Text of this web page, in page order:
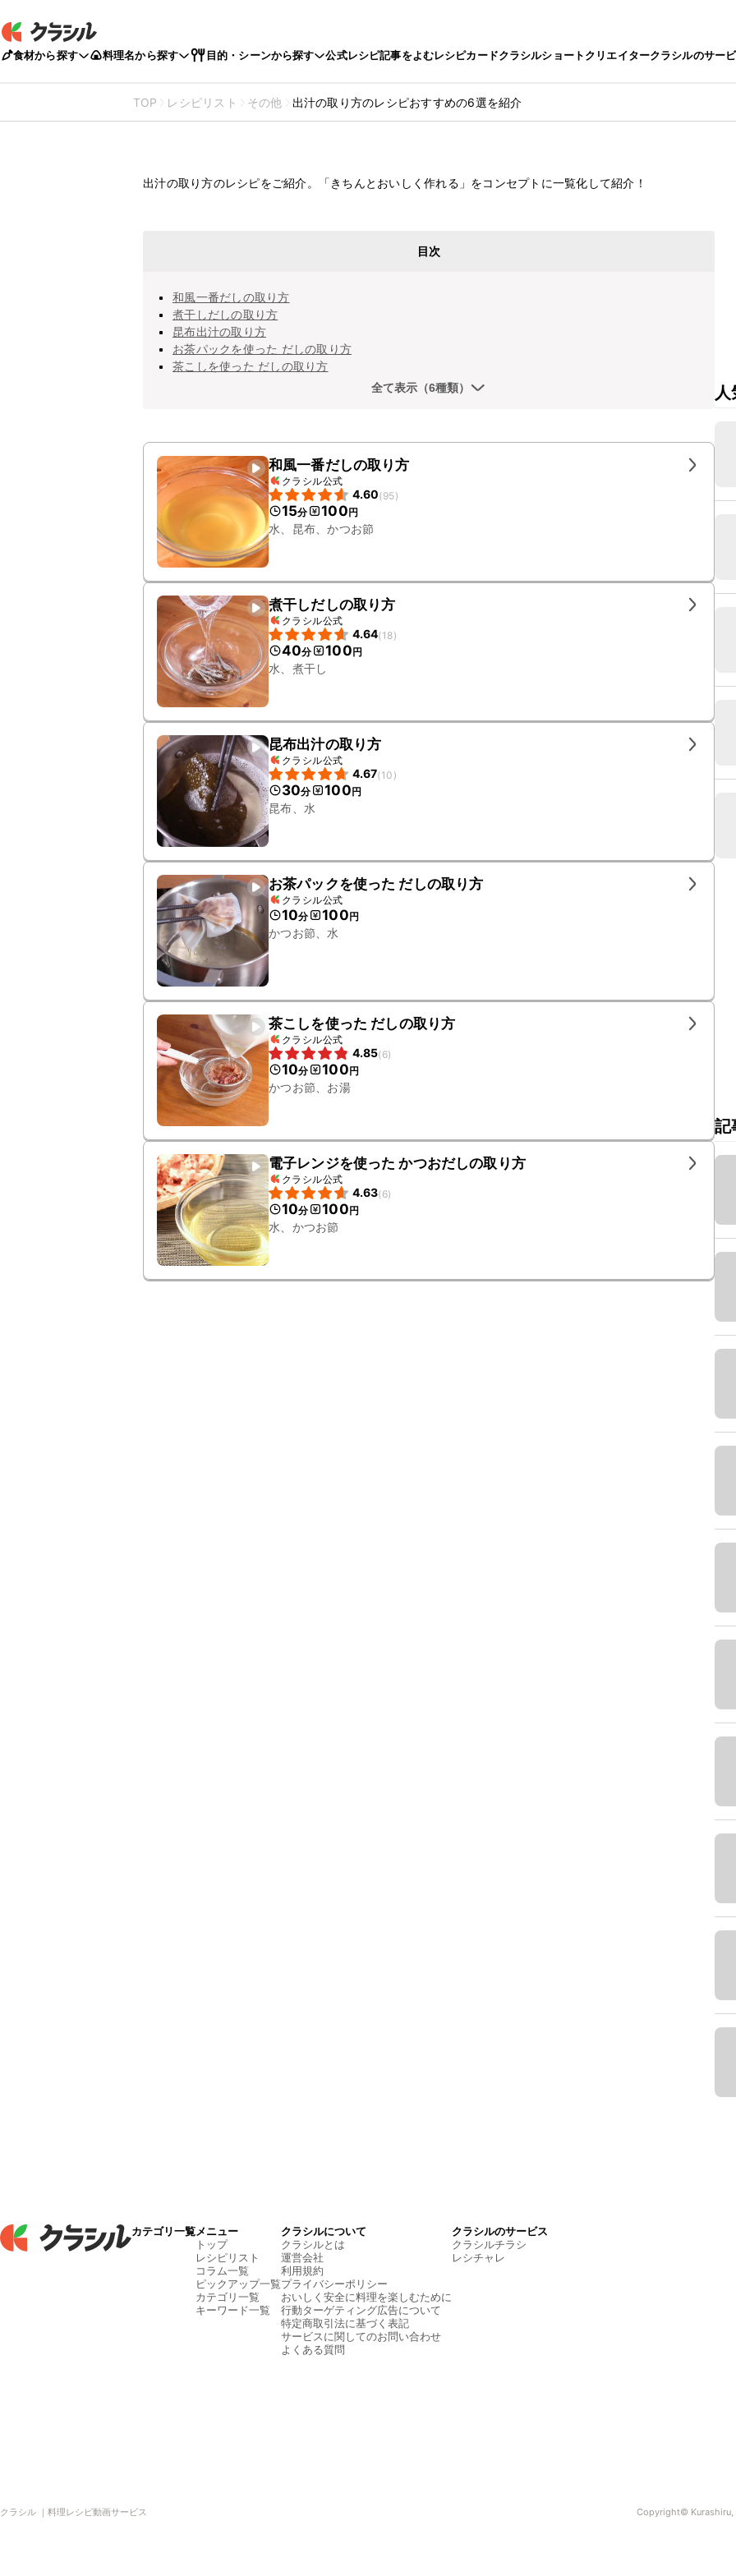
食材から探す 料理名から探す 目的・シーンから探す 公式レシピ記事をよむレシピカードクラシルショートクリエイタークラシルのサー
TOP レシピリスト その他 出汁の取り方のレシピおすすめの6選を紹介
出汁の取り方のレシピをご紹介。「きちんとおいしく作れる」をコンセプトに一覧化して紹介！
目次
和風一番だしの取り方
煮干しだしの取り方
昆布出汁の取り方
お茶パックを使った だしの取り方
茶こしを使った だしの取り方
全て表示（6種類）
和風一番だしの取り方
クラシル公式
4.60(95)
15分 100円
水、昆布、かつお節
煮干しだしの取り方
クラシル公式
4.64(18)
40分 100円
水、煮干し
昆布出汁の取り方
クラシル公式
4.67(10 )
30分 100円
昆布、水
お茶パックを使った だしの取り方
クラシル公式
10分 100円
かつお節、水
茶こしを使った だしの取り方
クラシル公式
4.85(6)
10分 100円
かつお節、お湯
電子レンジを使った かつおだしの取り方
クラシル公式
4.63(6)
10分 100円
水、かつお節
記
カテゴリ一覧メニュー
トップ
レシピリスト
コラム一覧
ピックアップ一覧
カテゴリ一覧
キーワード一覧
クラシルについて
クラシルとは
運営会社
利用規約
プライバシーポリシー
おいしく安全に料理を楽しむために
行動ターゲティング広告について
特定商取引法に基づく表記
サービスに関してのお問い合わせ
よくある質問
クラシルのサービス
クラシルチラシ
レシチャレ
クラシル ｜料理レシピ動画サービス Copyright© Kurashiru,